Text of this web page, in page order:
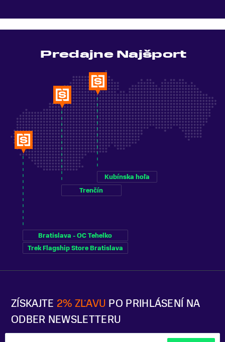
ZÍSKAJTE 2% ZĽAVU PO PRIHLÁSENÍ NA
ODBER NEWSLETTERU
Predajne Najšport
Bratislava - OC Tehelko
Trek Flagship Store Bratislava
Trenčín
Kubínska hoľa